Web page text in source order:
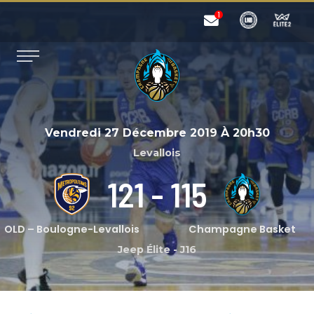
Vendredi 27 Décembre 2019À 20h30
Levallois
Champagne Basket
115
-
121
OLD – Boulogne-Levallois
Jeep Élite-J16